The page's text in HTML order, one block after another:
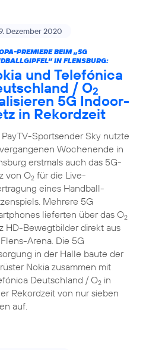
Dezember 2020
PREMIERE BEIM „5G
IN FLENSBURG:
und Telefónica
/ O2
5G Indoor-
in Rekordzeit
PayTV-Sportsender Sky nutzte
Wochenende in
erstmals auch das 5G-
von O2für die Live-
eines Handball-
Mehrere 5G
lieferten über das O2
HD-Bewegtbilder direkt aus
Arena. Die 5G
in der Halle baute der
Nokia zusammen mit
Deutschland / O2in
Rekordzeit von nur sieben
auf.